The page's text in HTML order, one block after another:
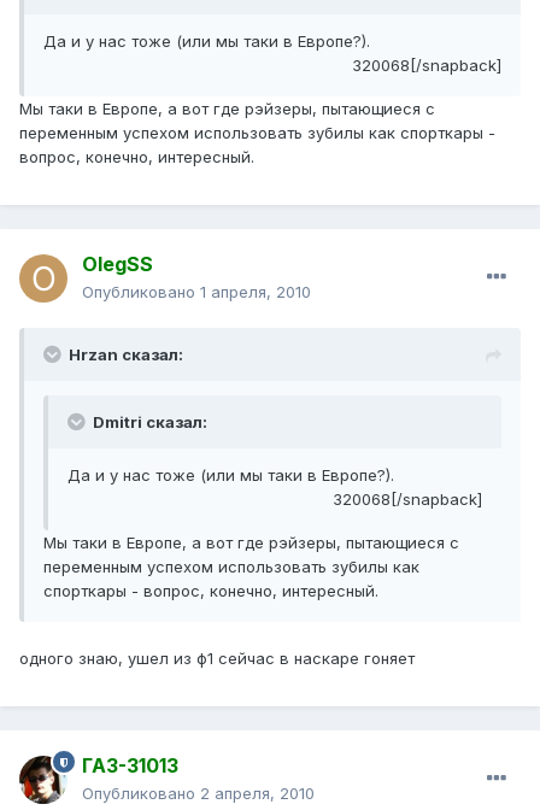
Да и у нас тоже (или мы таки в Европе?).
320068[/snapback]
Мы таки в Европе, а вот где рэйзеры, пытающиеся с
переменным успехом использовать зубилы как спорткары -
вопрос, конечно, интересный.
OlegSS
Опубликовано 1 апреля, 2010
Hrzan сказал:
Dmitri сказал:
Да и у нас тоже (или мы таки в Европе?).
320068[/snapback]
Мы таки в Европе, а вот где рэйзеры, пытающиеся с
переменным успехом использовать зубилы как
спорткары - вопрос, конечно, интересный.
одного знаю, ушел из ф1 сейчас в наскаре гоняет
ГАЗ-31013
Опубликовано 2 апреля, 2010